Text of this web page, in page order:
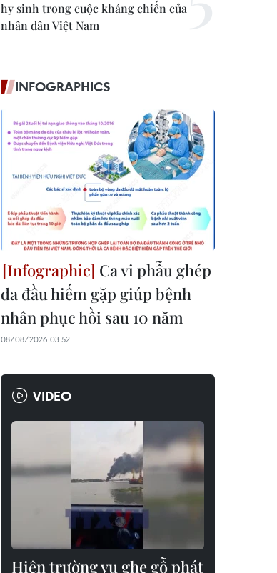
hy sinh trong cuộc kháng chiến của
nhân dân Việt Nam
INFOGRAPHICS
Ca vi phẫu ghép
da đầu hiếm gặp giúp bệnh
nhân phục hồi sau 10 năm
08/08/2026 03:52
VIDEO
Hiện trường vụ ghe gỗ phát